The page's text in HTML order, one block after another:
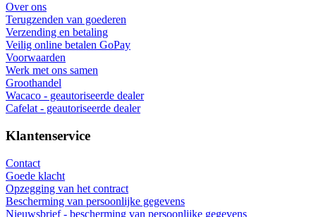
Over ons
Terugzenden van goederen
Verzending en betaling
Veilig online betalen GoPay
Voorwaarden
Werk met ons samen
Groothandel
Wacaco - geautoriseerde dealer
Cafelat - geautoriseerde dealer
Klantenservice
Contact
Goede klacht
Opzegging van het contract
Bescherming van persoonlijke gegevens
Nieuwsbrief - bescherming van persoonlijke gegevens